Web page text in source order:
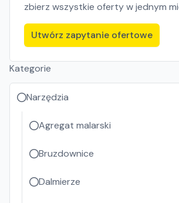
zbierz wszystkie oferty w jednym
Utwórz zapytanie ofertowe
Kategorie
Narzędzia
Agregat malarski
Bruzdownice
Dalmierze